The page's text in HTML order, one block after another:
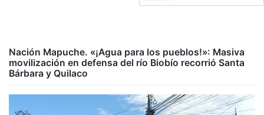
Nación Mapuche. «¡Agua para los pueblos!»: Masiva
movilización en defensa del río Biobío recorrió Santa
Bárbara y Quilaco